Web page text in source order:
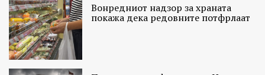
Вонредниот надзор за храната
покажа дека редовните потфрлаат